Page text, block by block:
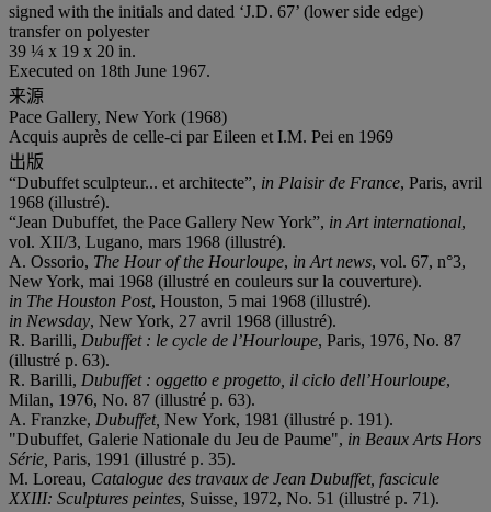
signed with the initials and dated ‘J.D. 67’ (lower side edge)
transfer on polyester
39 ¼ x 19 x 20 in.
Executed on 18th June 1967.
来源
Pace Gallery, New York (1968)
Acquis auprès de celle-ci par Eileen et I.M. Pei en 1969
出版
“Dubuffet sculpteur... et architecte”, in Plaisir de France, Paris, avril
1968 (illustré).
“Jean Dubuffet, the Pace Gallery New York”, in Art international,
vol. XII/3, Lugano, mars 1968 (illustré).
A. Ossorio, The Hour of the Hourloupe, in Art news, vol. 67, n°3,
New York, mai 1968 (illustré en couleurs sur la couverture).
in The Houston Post, Houston, 5 mai 1968 (illustré).
in Newsday, New York, 27 avril 1968 (illustré).
R. Barilli, Dubuffet : le cycle de l’Hourloupe, Paris, 1976, No. 87
(illustré p. 63).
R. Barilli, Dubuffet : oggetto e progetto, il ciclo dell’Hourloupe,
Milan, 1976, No. 87 (illustré p. 63).
A. Franzke, Dubuffet, New York, 1981 (illustré p. 191).
"Dubuffet, Galerie Nationale du Jeu de Paume", in Beaux Arts Hors
Série, Paris, 1991 (illustré p. 35).
M. Loreau, Catalogue des travaux de Jean Dubuffet, fascicule
XXIII: Sculptures peintes, Suisse, 1972, No. 51 (illustré p. 71).